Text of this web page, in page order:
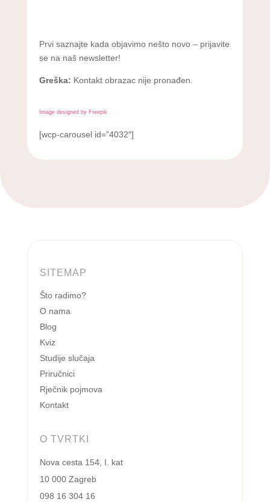
Prvi saznajte kada objavimo nešto novo – prijavite
se na naš newsletter!
Greška: Kontakt obrazac nije pronađen.
Image designed by Freepik
[wcp-carousel id=”4032″]
SITEMAP
Što radimo?
O nama
Blog
Kviz
Studije slučaja
Priručnici
Rječnik pojmova
Kontakt
O TVRTKI
Nova cesta 154, I. kat
10 000 Zagreb
098 16 304 16